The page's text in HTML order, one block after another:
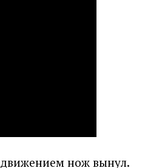
движением нож вынул.